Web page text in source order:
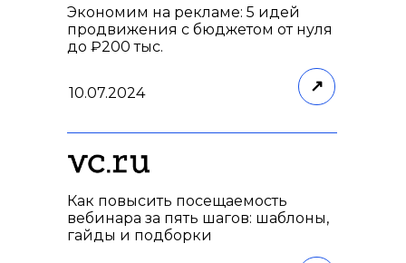
Как повысить посещаемость
вебинара за пять шагов: шаблоны,
гайды и подборки
Экономим на рекламе: 5 идей
продвижения с бюджетом от нуля
до ₽200 тыс.
10.07.2024 ↗